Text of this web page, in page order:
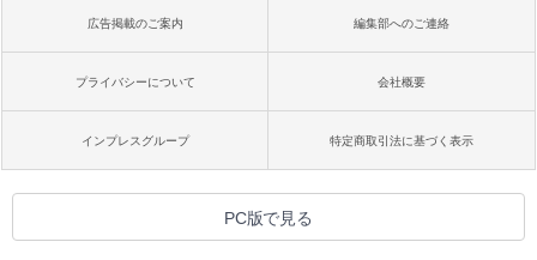
広告掲載のご案内 編集部へのご連絡
プライバシーについて 会社概要
インプレスグループ 特定商取引法に基づく表示
PC版で見る